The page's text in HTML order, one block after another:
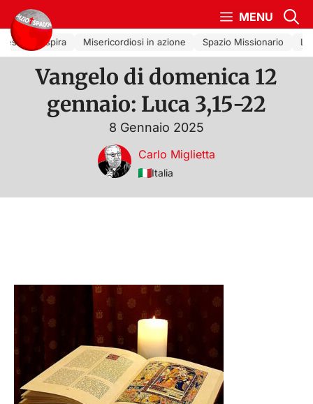
Vai al contenuto
MENU
che Ispira Misericordiosi in azione Spazio Missionario La
Vangelo di domenica 12
gennaio: Luca 3,15-22
8 Gennaio 2025
Carlo Miglietta
Italia